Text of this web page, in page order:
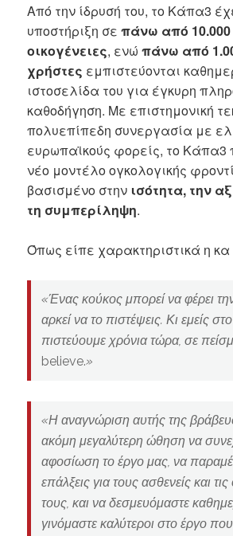
Από την ίδρυσή του, το Κάπα3
υποστήριξη σεπάνω από 10.000
οικογένειες, ενώπάνω από
χρήστες εμπιστεύονται
ιστοσελίδα του για έγκυρη
καθοδήγηση. Με επιστημονική
πολυεπίπεδη συνεργασία με
ευρωπαϊκούς φορείς, το Κάπα3
νέο μοντέλο ογκολογικής
βασισμένο στην ισότητα, την
τη συμπερίληψη.
Όπως είπε χαρακτηριστικά η
«Ένας κούκος μπορεί να φέρει
αρκεί να το πιστέψεις. Κι εμείς
πιστεύουμε χρόνια τώρα, σε
believe.»
«Η αναγνώριση αυτής της
ακόμη μεγαλύτερη ώθηση να
αφοσίωση το έργο μας, να
επάλξεις για τους ασθενείς και τις
τους, και να δεσμευόμαστε
γινόμαστε καλύτεροι στο έργο που